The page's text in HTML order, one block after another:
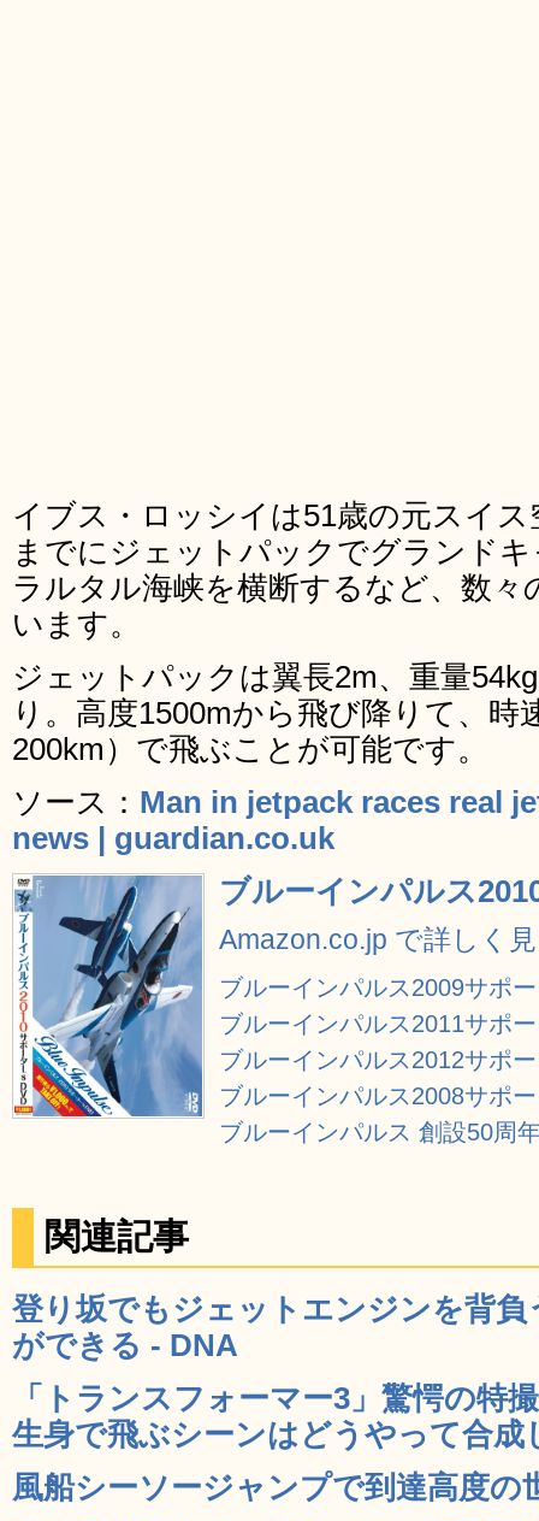
イブス・ロッシイは51歳の元スイ
までにジェットパックでグランド
ラルタル海峡を横断するなど、数々
います。
ジェットパックは翼長2m、重量
り。高度1500mから飛び降りて、時
200km）で飛ぶことが可能です。
ソース： Man in jetpack races real
news | guardian.co.uk
ブルーインパルス
Amazon.co.jp で詳しく
ブルーインパルス2009サポー
ブルーインパルス2011サポー
ブルーインパルス2012サポー
ブルーインパルス2008サポー
ブルーインパルス 創設50周
関連記事
登り坂でもジェットエンジンを背
ができる - DNA
「トランスフォーマー3」驚愕の特
生身で飛ぶシーンはどうやって合成
風船シーソージャンプで到達高度の